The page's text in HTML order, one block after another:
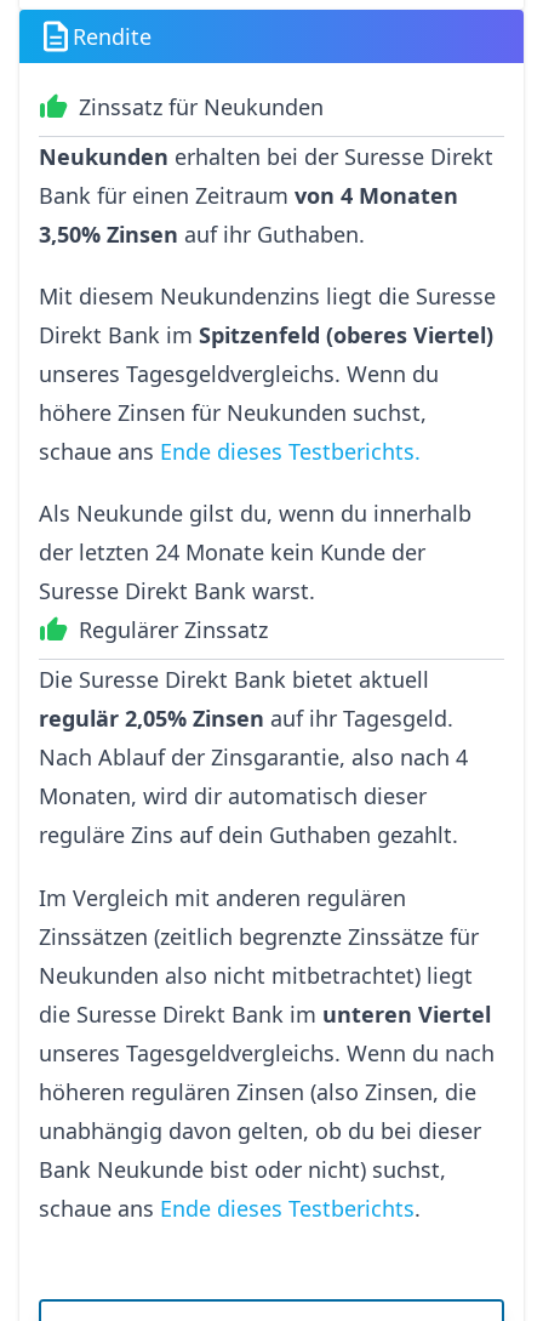
Rendite
Zinssatz für Neukunden
Neukunden erhalten bei der Suresse Direkt
Bank für einen Zeitraum von 4 Monaten
3,50% Zinsen auf ihr Guthaben.
Mit diesem Neukundenzins liegt die Suresse
Direkt Bank im Spitzenfeld (oberes Viertel)
unseres Tagesgeldvergleichs. Wenn du
höhere Zinsen für Neukunden suchst,
schaue ans Ende dieses Testberichts.
Als Neukunde gilst du, wenn du innerhalb
der letzten 24 Monate kein Kunde der
Suresse Direkt Bank warst.
Regulärer Zinssatz
Die Suresse Direkt Bank bietet aktuell
regulär 2,05% Zinsen auf ihr Tagesgeld.
Nach Ablauf der Zinsgarantie, also nach 4
Monaten, wird dir automatisch dieser
reguläre Zins auf dein Guthaben gezahlt.
Im Vergleich mit anderen regulären
Zinssätzen (zeitlich begrenzte Zinssätze für
Neukunden also nicht mitbetrachtet) liegt
die Suresse Direkt Bank im unteren Viertel
unseres Tagesgeldvergleichs. Wenn du nach
höheren regulären Zinsen (also Zinsen, die
unabhängig davon gelten, ob du bei dieser
Bank Neukunde bist oder nicht) suchst,
schaue ans Ende dieses Testberichts.